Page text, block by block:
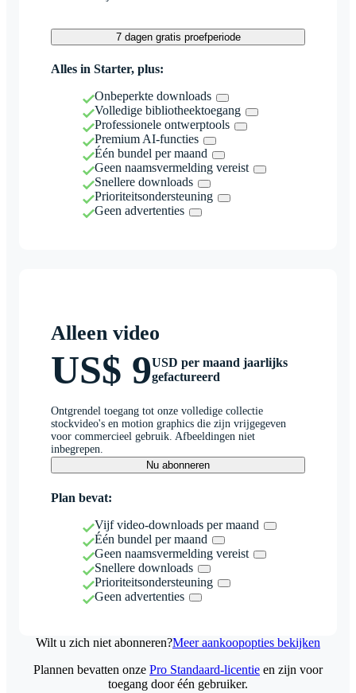
7 dagen gratis proefperiode
Alles in Starter, plus:
Onbeperkte downloads
Volledige bibliotheektoegang
Professionele ontwerptools
Premium AI-functies
Één bundel per maand
Geen naamsvermelding vereist
Snellere downloads
Prioriteitsondersteuning
Geen advertenties
Alleen video
US$ 9USD per maand jaarlijks
gefactureerd
Ontgrendel toegang tot onze volledige collectie
stockvideo's en motion graphics die zijn vrijgegeven
voor commercieel gebruik. Afbeeldingen niet
inbegrepen.
Nu abonneren
Plan bevat:
Vijf video-downloads per maand
Één bundel per maand
Geen naamsvermelding vereist
Snellere downloads
Prioriteitsondersteuning
Geen advertenties
Wilt u zich niet abonneren?Meer aankoopopties bekijken
Plannen bevatten onze Pro Standaard-licentie en zijn voor
toegang door één gebruiker.